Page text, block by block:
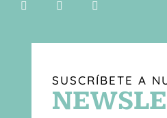
SUSCRÍBETE A